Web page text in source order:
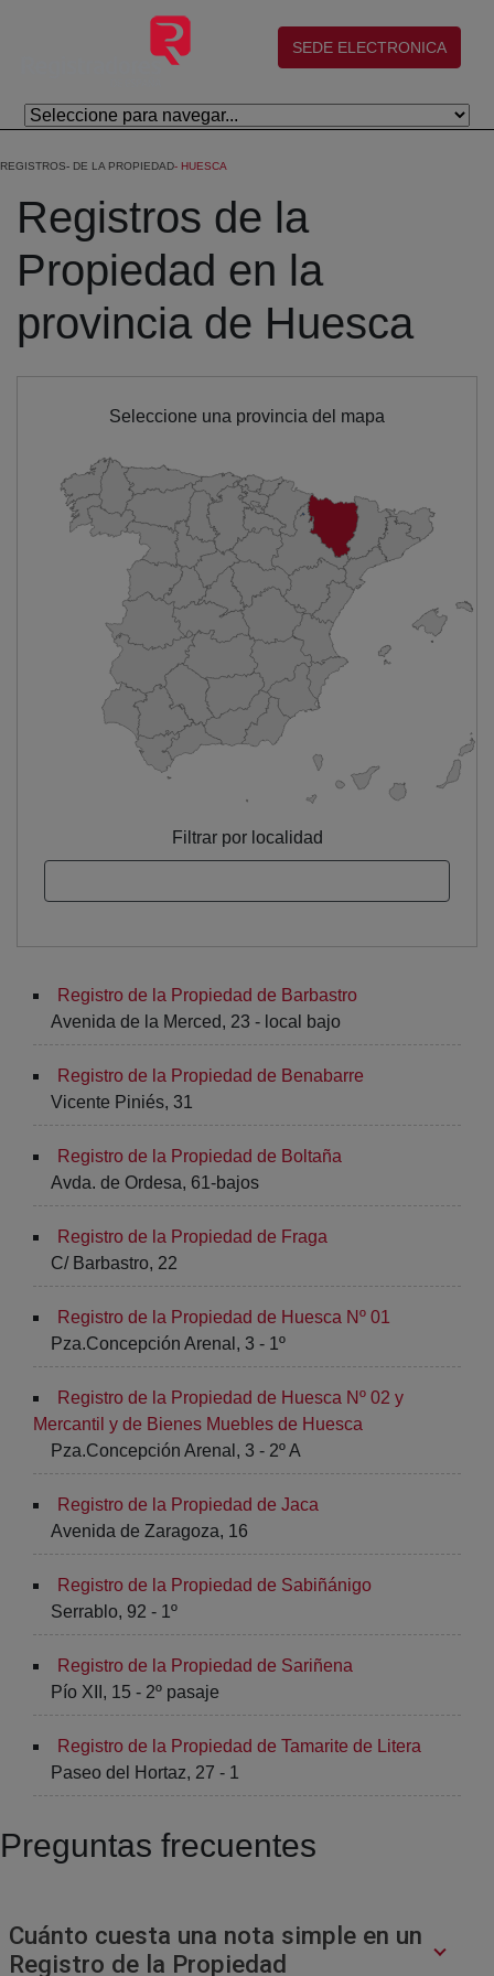
Skip to Main Content
(abre en nueva ventana)
SEDE ELECTRONICA
REGISTROS DE LA PROPIEDAD HUESCA
Registros de la
Propiedad en la
provincia de Huesca
Seleccione una provincia del mapa
Filtrar por localidad
Registro de la Propiedad de Barbastro
Avenida de la Merced, 23 - local bajo
Registro de la Propiedad de Benabarre
Vicente Piniés, 31
Registro de la Propiedad de Boltaña
Avda. de Ordesa, 61-bajos
Registro de la Propiedad de Fraga
C/ Barbastro, 22
Registro de la Propiedad de Huesca Nº 01
Pza.Concepción Arenal, 3 - 1º
Registro de la Propiedad de Huesca Nº 02 y
Mercantil y de Bienes Muebles de Huesca
Pza.Concepción Arenal, 3 - 2º A
Registro de la Propiedad de Jaca
Avenida de Zaragoza, 16
Registro de la Propiedad de Sabiñánigo
Serrablo, 92 - 1º
Registro de la Propiedad de Sariñena
Pío XII, 15 - 2º pasaje
Registro de la Propiedad de Tamarite de Litera
Paseo del Hortaz, 27 - 1
Preguntas frecuentes
Cuánto cuesta una nota simple en un
Registro de la Propiedad